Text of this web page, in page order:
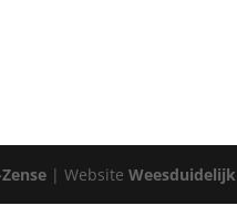
| WebsiteWeesduidelijk